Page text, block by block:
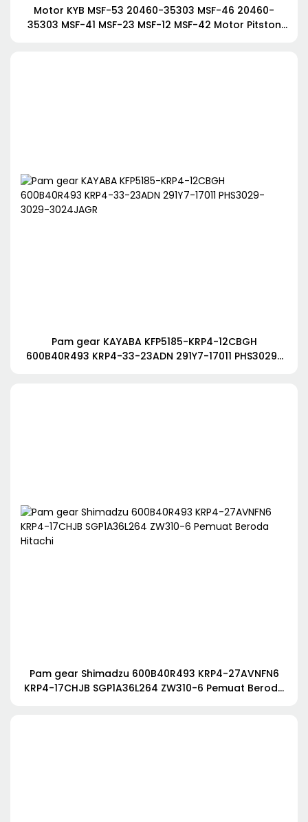
Motor KYB MSF-53 20460-35303 MSF-46 20460-
35303 MSF-41 MSF-23 MSF-12 MSF-42 Motor Pitston
Pam gear KAYABA KFP5185-KRP4-12CBGH
600B40R493 KRP4-33-23ADN 291Y7-17011 PHS3029-
Pam gear Shimadzu 600B40R493 KRP4-27AVNFN6
KRP4-17CHJB SGP1A36L264 ZW310-6 Pemuat Beroda